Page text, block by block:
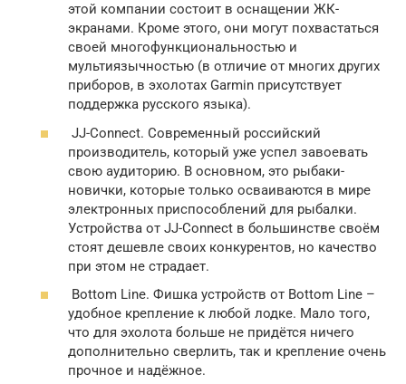
этой компании состоит в оснащении ЖК-
экранами. Кроме этого, они могут похвастаться
своей многофункциональностью и
мультиязычностью (в отличие от многих других
приборов, в эхолотах Garmin присутствует
поддержка русского языка).
JJ-Connect. Современный российский
производитель, который уже успел завоевать
свою аудиторию. В основном, это рыбаки-
новички, которые только осваиваются в мире
электронных приспособлений для рыбалки.
Устройства от JJ-Connect в большинстве своём
стоят дешевле своих конкурентов, но качество
при этом не страдает.
Bottom Line. Фишка устройств от Bottom Line –
удобное крепление к любой лодке. Мало того,
что для эхолота больше не придётся ничего
дополнительно сверлить, так и крепление очень
прочное и надёжное.